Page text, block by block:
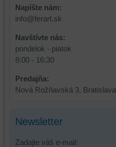
Napíšte nám:
info@ferart.sk
Navštívte nás:
pondelok - piatok
8:00 - 16:30
Predajňa:
Nová Rožňavská 3, Bratislava
Newsletter
Zadajte váš e-mail:
používateľský
účet
bez
prihlásenia,
používať
a/alebo
zdroje
strán,
widgety
atď.